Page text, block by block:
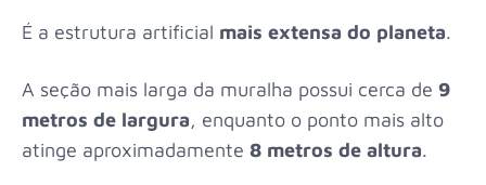
É a estrutura artificial mais extensa do planeta.
A seção mais larga da muralha possui cerca de 9
metros de largura, enquanto o ponto mais alto
atinge aproximadamente 8 metros de altura.